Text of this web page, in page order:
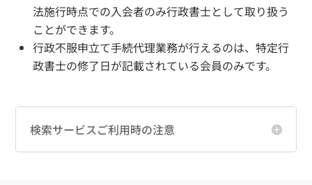
法施行時点での入会者のみ行政書士として取り扱う
ことができます。
行政不服申立て手続代理業務が行えるのは、特定行
政書士の修了日が記載されている会員のみです。
検索サービスご利用時の注意